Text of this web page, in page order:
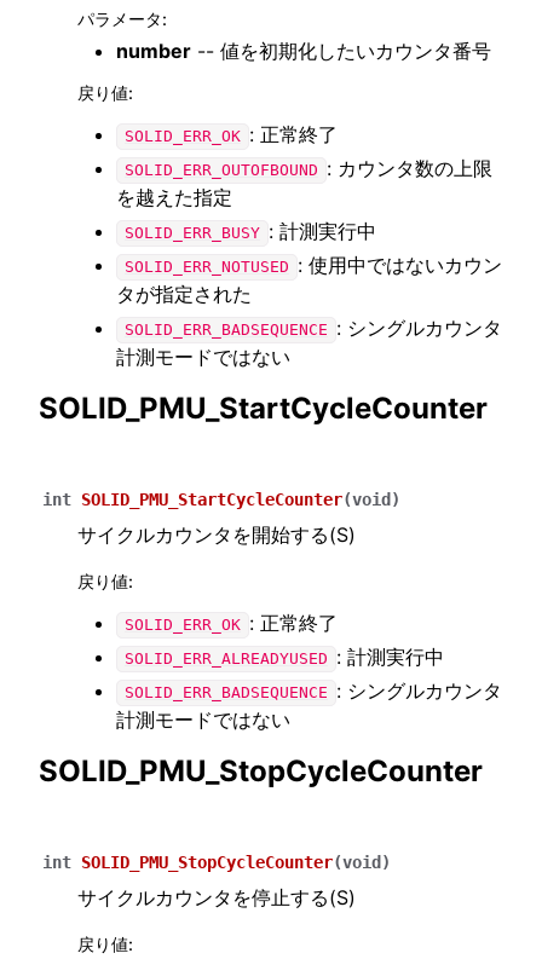
パラメータ:
number -- 値を初期化したいカウンタ番号
戻り値:
SOLID_ERR_OK : 正常終了
SOLID_ERR_OUTOFBOUND : カウンタ数の上限
を越えた指定
SOLID_ERR_BUSY : 計測実行中
SOLID_ERR_NOTUSED : 使用中ではないカウン
タが指定された
SOLID_ERR_BADSEQUENCE : シングルカウンタ
計測モードではない
SOLID_PMU_StartCycleCounter
int SOLID_PMU_StartCycleCounter(void )
サイクルカウンタを開始する(S)
戻り値:
SOLID_ERR_OK : 正常終了
SOLID_ERR_ALREADYUSED : 計測実行中
SOLID_ERR_BADSEQUENCE : シングルカウンタ
計測モードではない
SOLID_PMU_StopCycleCounter
int SOLID_PMU_StopCycleCounter(void )
サイクルカウンタを停止する(S)
戻り値: